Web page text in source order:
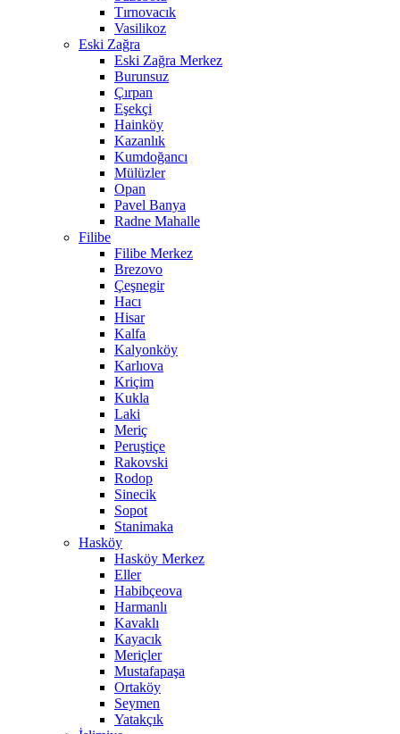
Tırnovacık
Vasilikoz
Eski Zağra
Eski Zağra Merkez
Burunsuz
Çırpan
Eşekçi
Hainköy
Kazanlık
Kumdoğancı
Mülüzler
Opan
Pavel Banya
Radne Mahalle
Filibe
Filibe Merkez
Brezovo
Çeşnegir
Hacı
Hisar
Kalfa
Kalyonköy
Karlıova
Kriçim
Kukla
Laki
Meriç
Peruştiçe
Rakovski
Rodop
Sinecik
Sopot
Stanimaka
Hasköy
Hasköy Merkez
Eller
Habibçeova
Harmanlı
Kavaklı
Kayacık
Meriçler
Mustafapaşa
Ortaköy
Seymen
Yatakçık